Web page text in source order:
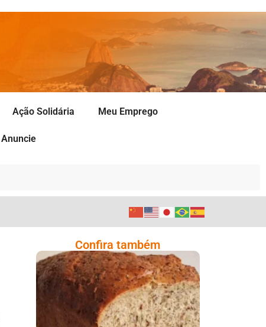
Ação Solidária Meu Emprego
Anuncie
Confira também
Comer Bem: Pão Low
Carb